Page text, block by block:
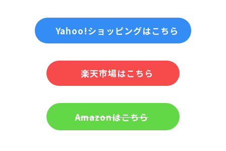
Yahoo!ショッピングはこちら
楽天市場はこちら
Amazonはこちら